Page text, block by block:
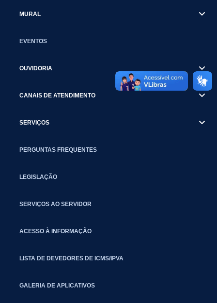
MURAL
EVENTOS
OUVIDORIA
CANAIS DE ATENDIMENTO
SERVIÇOS
PERGUNTAS FREQUENTES
LEGISLAÇÃO
SERVIÇOS AO SERVIDOR
ACESSO À INFORMAÇÃO
LISTA DE DEVEDORES DE ICMS/IPVA
GALERIA DE APLICATIVOS